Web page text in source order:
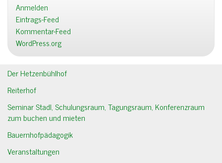
Anmelden
Eintrags-Feed
Kommentar-Feed
WordPress.org
Der Hetzenbühlhof
Reiterhof
Seminar Stadl, Schulungsraum, Tagungsraum, Konferenzraum
zum buchen und mieten
Bauernhofpädagogik
Veranstaltungen